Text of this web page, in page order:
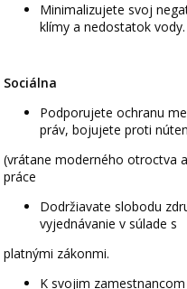
Minimalizujete svoj
klímy a nedostatok vody.
Sociálna
Podporujete ochranu
práv, bojujete proti
(vrátane moderného otroctva
práce
Dodržiavate slobodu
vyjednávanie v súlade s
platnými zákonmi.
K svojim